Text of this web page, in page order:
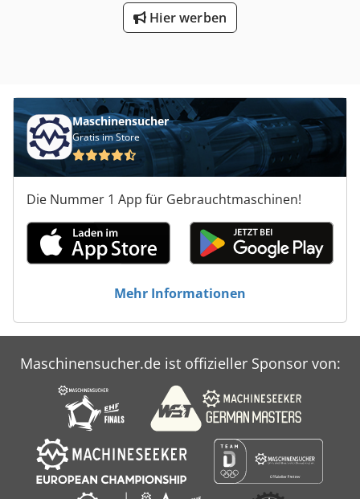
Hier werben
Maschinensucher
Gratis im Store
Die Nummer 1 App für Gebrauchtmaschinen!
Mehr Informationen
Maschinensucher.de ist offizieller Sponsor von: